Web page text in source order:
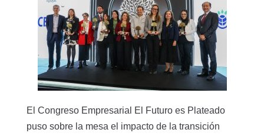
El Congreso Empresarial El Futuro es Plateado
puso sobre la mesa el impacto de la transición